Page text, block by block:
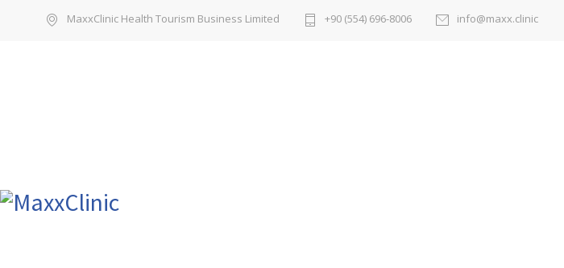
MaxxClinic Health Tourism Business Limited +90 (554) 696-8006 info@maxx.clinic